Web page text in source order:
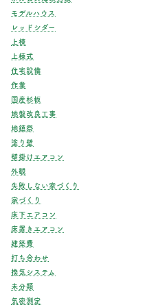
モデルハウス
レッドシダー
上棟
上棟式
住宅設備
作業
国産杉板
地盤改良工事
地鎮祭
塗り壁
壁掛けエアコン
外観
失敗しない家づくり
家づくり
床下エアコン
床置きエアコン
建築費
打ち合わせ
換気システム
未分類
気密測定